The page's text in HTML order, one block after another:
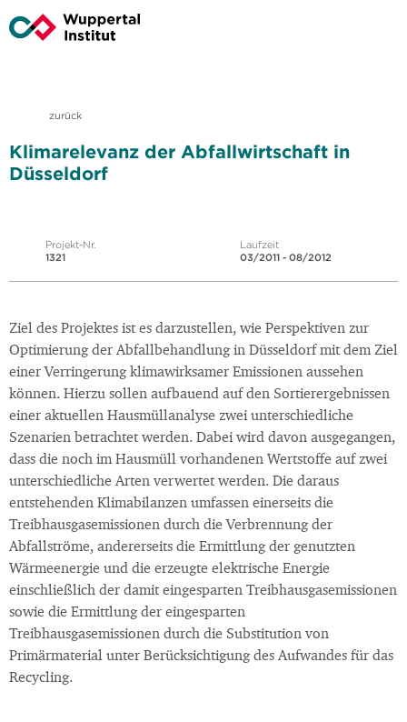
zurück
Klimarelevanz der Abfallwirtschaft in
Düsseldorf
Projekt-Nr.
1321
Laufzeit
03/2011 - 08/2012
Ziel des Projektes ist es darzustellen, wie Perspektiven zur
Optimierung der Abfallbehandlung in Düsseldorf mit dem Ziel
einer Verringerung klimawirksamer Emissionen aussehen
können. Hierzu sollen aufbauend auf den Sortierergebnissen
einer aktuellen Hausmüllanalyse zwei unterschiedliche
Szenarien betrachtet werden. Dabei wird davon ausgegangen,
dass die noch im Hausmüll vorhandenen Wertstoffe auf zwei
unterschiedliche Arten verwertet werden. Die daraus
entstehenden Klimabilanzen umfassen einerseits die
Treibhausgasemissionen durch die Verbrennung der
Abfallströme, andererseits die Ermittlung der genutzten
Wärmeenergie und die erzeugte elektrische Energie
einschließlich der damit eingesparten Treibhausgasemissionen
sowie die Ermittlung der eingesparten
Treibhausgasemissionen durch die Substitution von
Primärmaterial unter Berücksichtigung des Aufwandes für das
Recycling.